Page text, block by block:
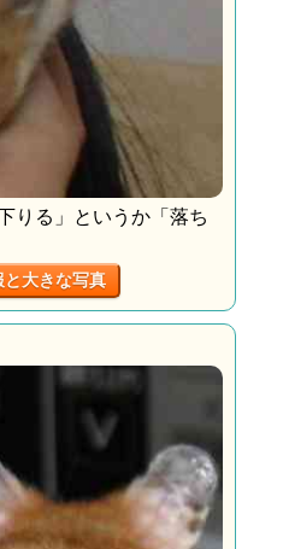
りる」というか「落ち
大きな写真